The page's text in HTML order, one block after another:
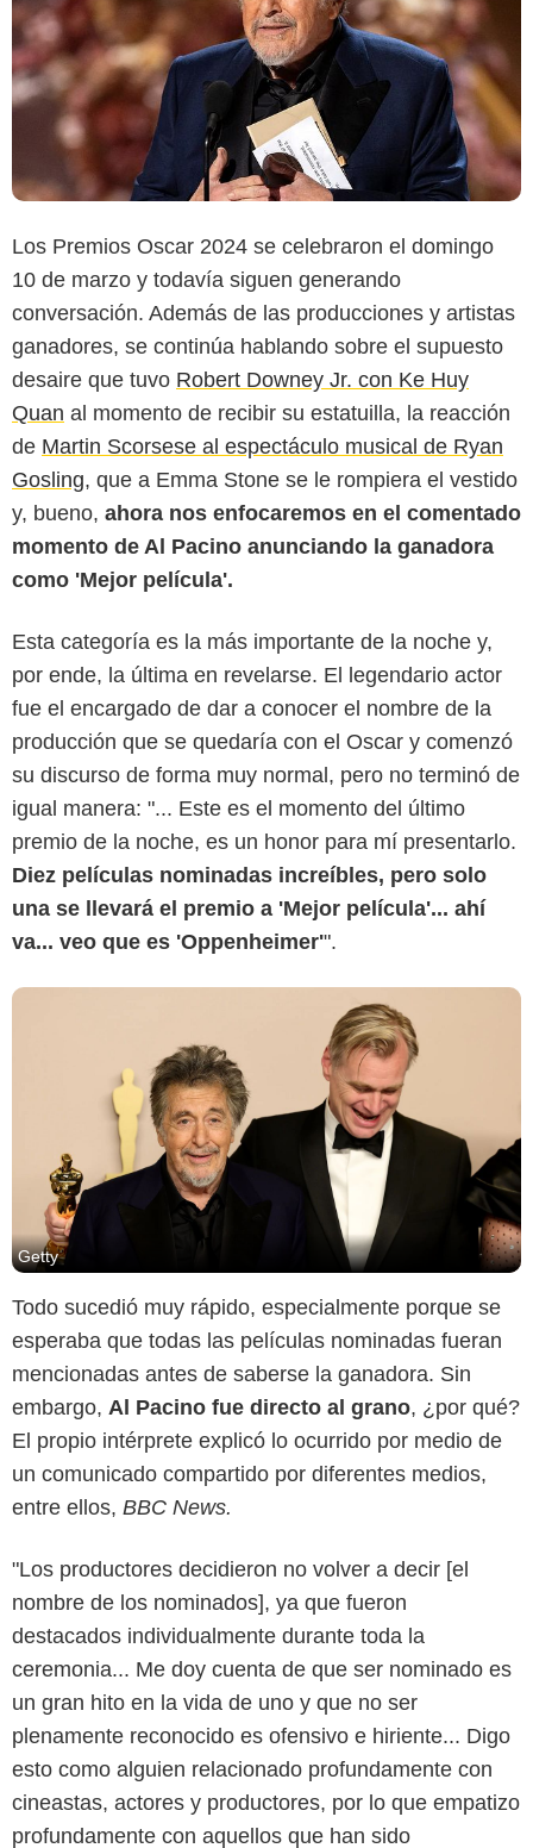
Los Premios Oscar 2024 se celebraron el domingo
10 de marzo y todavía siguen generando
conversación. Además de las producciones y artistas
ganadores, se continúa hablando sobre el supuesto
desaire que tuvo Robert Downey Jr. con Ke Huy
Quan al momento de recibir su estatuilla, la reacción
de Martin Scorsese al espectáculo musical de Ryan
Gosling, que a Emma Stone se le rompiera el vestido
y, bueno, ahora nos enfocaremos en el comentado
momento de Al Pacino anunciando la ganadora
como 'Mejor película'.
Esta categoría es la más importante de la noche y,
por ende, la última en revelarse. El legendario actor
fue el encargado de dar a conocer el nombre de la
producción que se quedaría con el Oscar y comenzó
su discurso de forma muy normal, pero no terminó de
igual manera: "... Este es el momento del último
premio de la noche, es un honor para mí presentarlo.
Diez películas nominadas increíbles, pero solo
una se llevará el premio a 'Mejor película'... ahí
va... veo que es 'Oppenheimer'".
Getty
Getty
Todo sucedió muy rápido, especialmente porque se
esperaba que todas las películas nominadas fueran
mencionadas antes de saberse la ganadora. Sin
embargo, Al Pacino fue directo al grano, ¿por qué?
El propio intérprete explicó lo ocurrido por medio de
un comunicado compartido por diferentes medios,
entre ellos, BBC News.
"Los productores decidieron no volver a decir [el
nombre de los nominados], ya que fueron
destacados individualmente durante toda la
ceremonia... Me doy cuenta de que ser nominado es
un gran hito en la vida de uno y que no ser
plenamente reconocido es ofensivo e hiriente... Digo
esto como alguien relacionado profundamente con
cineastas, actores y productores, por lo que empatizo
profundamente con aquellos que han sido